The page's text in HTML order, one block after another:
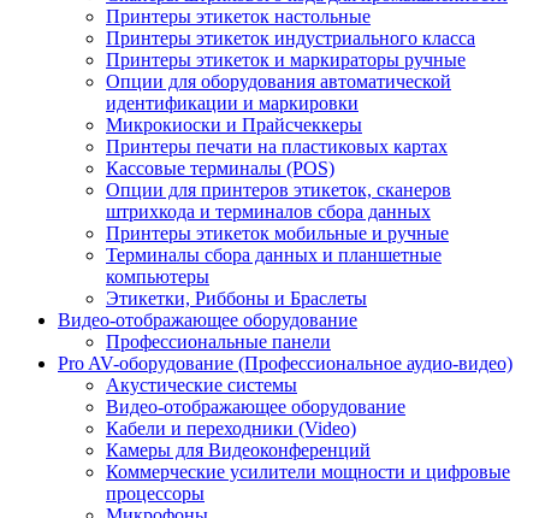
Принтеры этикеток настольные
Принтеры этикеток индустриального класса
Принтеры этикеток и маркираторы ручные
Опции для оборудования автоматической
идентификации и маркировки
Микрокиоски и Прайсчеккеры
Принтеры печати на пластиковых картах
Кассовые терминалы (POS)
Опции для принтеров этикеток, сканеров
штрихкода и терминалов сбора данных
Принтеры этикеток мобильные и ручные
Терминалы сбора данных и планшетные
компьютеры
Этикетки, Риббоны и Браслеты
Видео-отображающее оборудование
Профессиональные панели
Pro AV-оборудование (Профессиональное аудио-видео)
Акустические системы
Видео-отображающее оборудование
Кабели и переходники (Video)
Камеры для Видеоконференций
Коммерческие усилители мощности и цифровые
процессоры